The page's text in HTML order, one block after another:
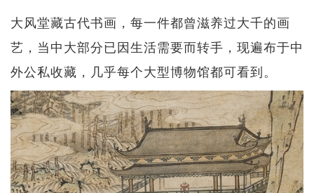
大风堂藏古代书画，每一件都曾滋养过大千的画
艺，当中大部分已因生活需要而转手，现遍布于中
外公私收藏，几乎每个大型博物馆都可看到。